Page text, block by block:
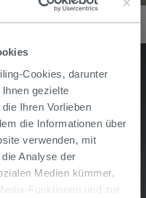
Cookies, darunter
gezielte
Ihren Vorlieben
die Informationen über
verwenden, mit
Analyse der
Medien kümmer,
Funktionen und zur
LARICE GRIGIO